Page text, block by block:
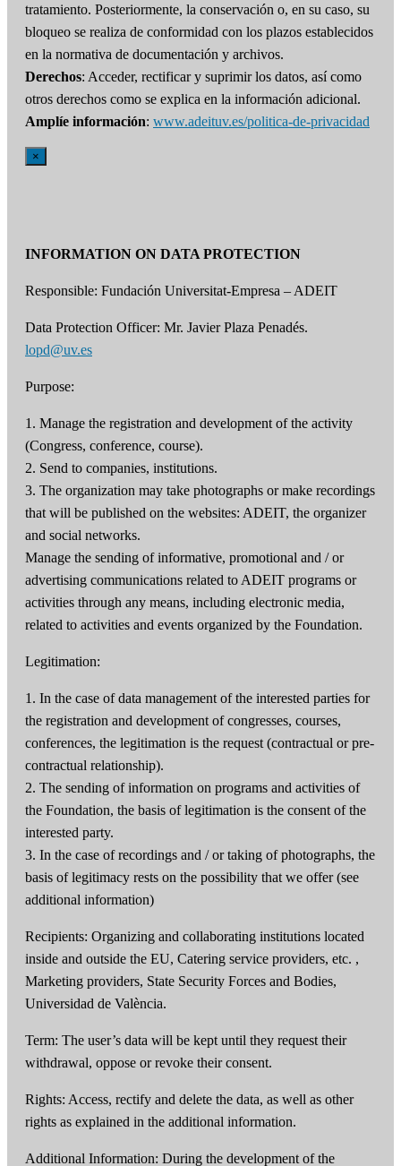
tratamiento. Posteriormente, la conservación o, en su caso, su
bloqueo se realiza de conformidad con los plazos establecidos
en la normativa de documentación y archivos.
Derechos: Acceder, rectificar y suprimir los datos, así como
otros derechos como se explica en la información adicional.
Amplíe información: www.adeituv.es/politica-de-privacidad
×
INFORMATION ON DATA PROTECTION
Responsible: Fundación Universitat-Empresa – ADEIT
Data Protection Officer: Mr. Javier Plaza Penadés.
lopd@uv.es
Purpose:
1. Manage the registration and development of the activity
(Congress, conference, course).
2. Send to companies, institutions.
3. The organization may take photographs or make recordings
that will be published on the websites: ADEIT, the organizer
and social networks.
Manage the sending of informative, promotional and / or
advertising communications related to ADEIT programs or
activities through any means, including electronic media,
related to activities and events organized by the Foundation.
Legitimation:
1. In the case of data management of the interested parties for
the registration and development of congresses, courses,
conferences, the legitimation is the request (contractual or pre-
contractual relationship).
2. The sending of information on programs and activities of
the Foundation, the basis of legitimation is the consent of the
interested party.
3. In the case of recordings and / or taking of photographs, the
basis of legitimacy rests on the possibility that we offer (see
additional information)
Recipients: Organizing and collaborating institutions located
inside and outside the EU, Catering service providers, etc. ,
Marketing providers, State Security Forces and Bodies,
Universidad de València.
Term: The user’s data will be kept until they request their
withdrawal, oppose or revoke their consent.
Rights: Access, rectify and delete the data, as well as other
rights as explained in the additional information.
Additional Information: During the development of the